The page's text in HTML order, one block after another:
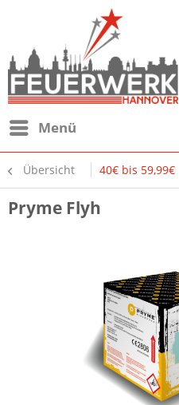
Menü
Übersicht 40€ bis 59,99€
Pryme Flyh